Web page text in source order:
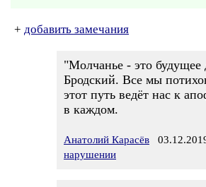
+ добавить замечания
"Молчанье - это будущее
Бродский. Все мы
этот путь ведёт нас к
в каждом.
Анатолий Карасёв
нарушении